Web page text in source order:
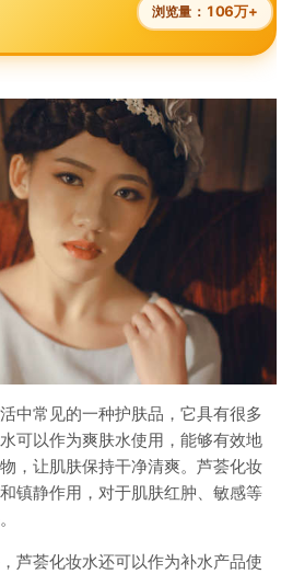
浏览量： 106万+
中常见的一种护肤品，它具有很多
可以作为爽肤水使用，能够有效地
，让肌肤保持干净清爽。芦荟化妆
镇静作用，对于肌肤红肿、敏感等
芦荟化妆水还可以作为补水产品使